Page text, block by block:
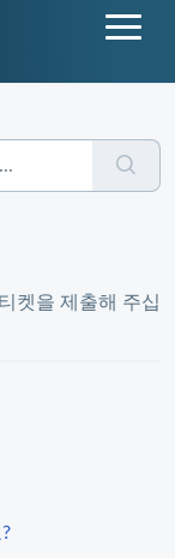
켓을 제출해 주십